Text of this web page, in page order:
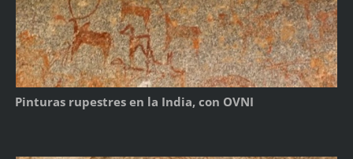
Pinturas rupestres en la India, con OVNI